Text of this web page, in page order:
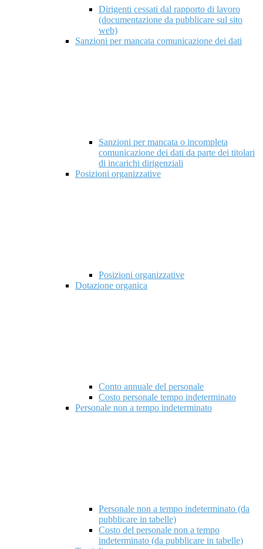
Dirigenti cessati dal rapporto di lavoro
(documentazione da pubblicare sul sito
web)
Sanzioni per mancata comunicazione dei dati
Sanzioni per mancata o incompleta
comunicazione dei dati da parte dei titolari
di incarichi dirigenziali
Posizioni organizzative
Posizioni organizzative
Dotazione organica
Conto annuale del personale
Costo personale tempo indeterminato
Personale non a tempo indeterminato
Personale non a tempo indeterminato (da
pubblicare in tabelle)
Costo del personale non a tempo
indeterminato (da pubblicare in tabelle)